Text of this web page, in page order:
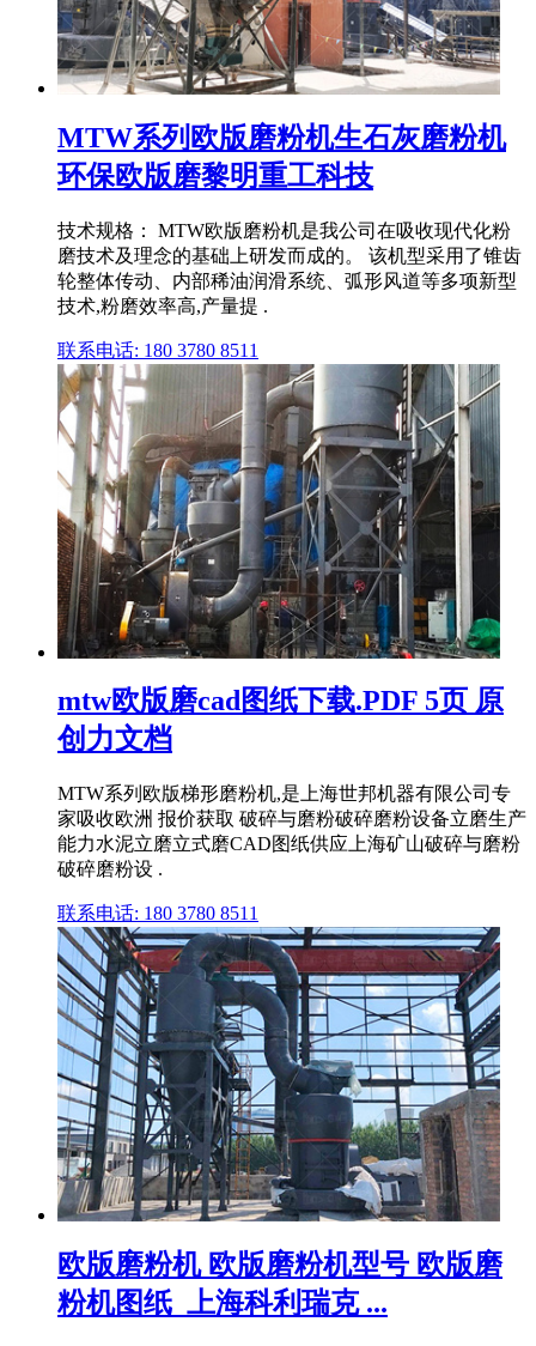
MTW系列欧版磨粉机生石灰磨粉机
环保欧版磨黎明重工科技
技术规格： MTW欧版磨粉机是我公司在吸收现代化粉
磨技术及理念的基础上研发而成的。 该机型采用了锥齿
轮整体传动、内部稀油润滑系统、弧形风道等多项新型
技术,粉磨效率高,产量提 .
联系电话: 180 3780 8511
mtw欧版磨cad图纸下载.PDF 5页 原
创力文档
MTW系列欧版梯形磨粉机,是上海世邦机器有限公司专
家吸收欧洲 报价获取 破碎与磨粉破碎磨粉设备立磨生产
能力水泥立磨立式磨CAD图纸供应上海矿山破碎与磨粉
破碎磨粉设 .
联系电话: 180 3780 8511
欧版磨粉机 欧版磨粉机型号 欧版磨
粉机图纸_上海科利瑞克 ...